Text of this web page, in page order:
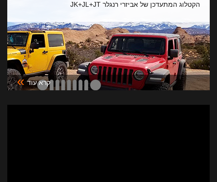
הקטלוג המתעדכן של אביזרי רנגלר JK+JL+JT
קרא עוד »